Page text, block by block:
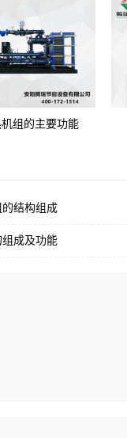
组的主要功能
结构组成
成及功能